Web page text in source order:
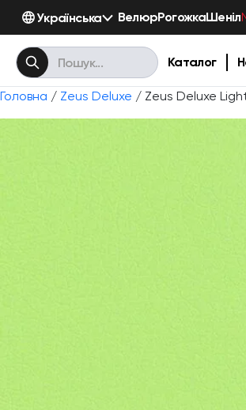
Українська ВелюрРогожкаШеніл
Каталог
Головна / Zeus Deluxe / Zeus Deluxe